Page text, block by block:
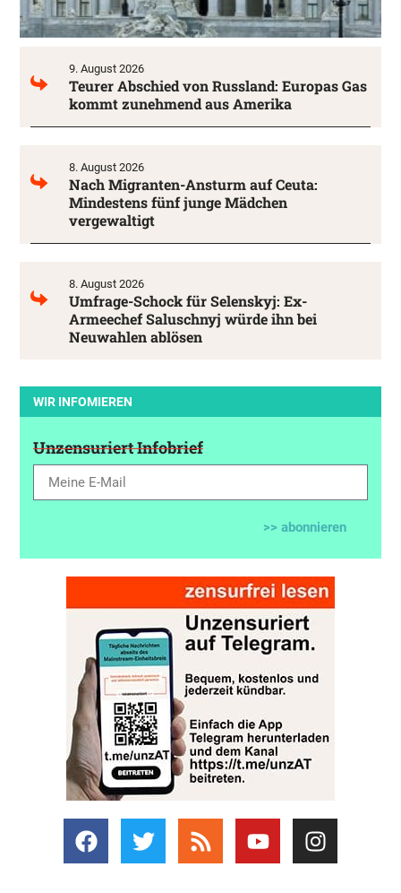
9. August 2026
Teurer Abschied von Russland: Europas Gas
kommt zunehmend aus Amerika
8. August 2026
Nach Migranten-Ansturm auf Ceuta:
Mindestens fünf junge Mädchen
vergewaltigt
8. August 2026
Umfrage-Schock für Selenskyj: Ex-
Armeechef Saluschnyj würde ihn bei
Neuwahlen ablösen
WIR INFOMIEREN
Unzensuriert Infobrief
>> abonnieren